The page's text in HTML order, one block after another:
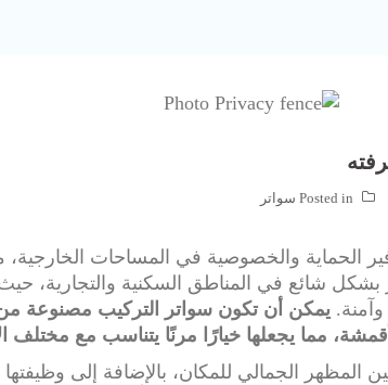
Posted in سواتر
الحماية والخصوصية في المساحات الخارجية،
بشكل شائع في المناطق السكنية والتجارية،
يمكن أن تكون سواتر التركيب مصنوعة
مما يجعلها خيارًا مرنًا يتناسب مع مختلف
المظهر الجمالي للمكان، بالإضافة إلى